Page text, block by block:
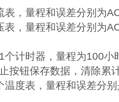
，量程和误差分别为
表，量程和误差分别为
个计时器，量程为100
按钮保存数据，清除累
度表，量程和误差分